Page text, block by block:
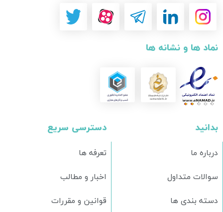
نماد ها و نشانه ها
دسترسی سریع
تعرفه ها
اخبار و مطالب
قوانین و مقررات
بدانید
درباره ما
سوالات متداول
دسته بندی ها